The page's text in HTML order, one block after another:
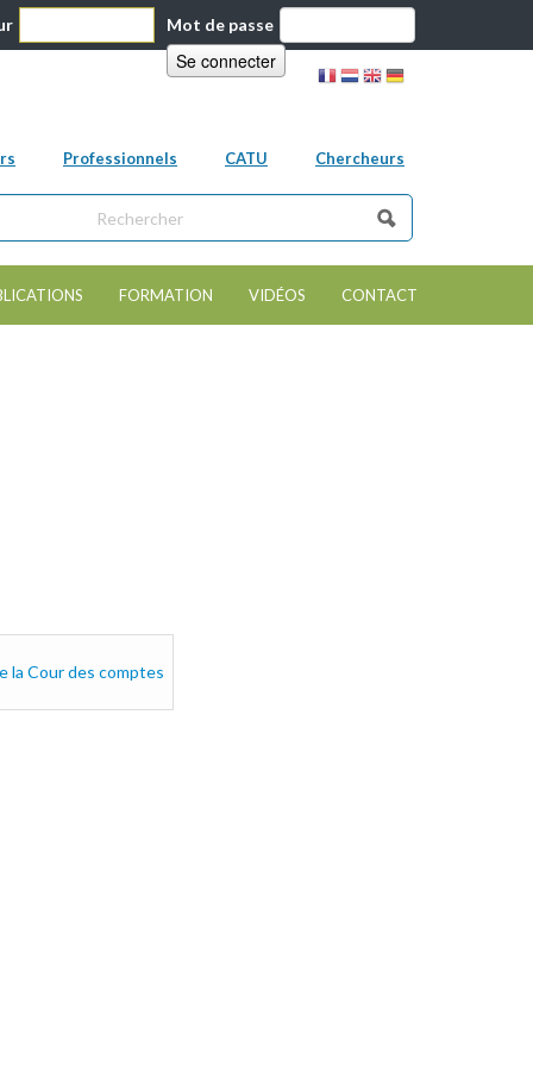
Mot de passe
Professionnels CATU Chercheurs
de recherche
ce site
FORMATION VIDÉOS CONTACT
la Cour des comptes